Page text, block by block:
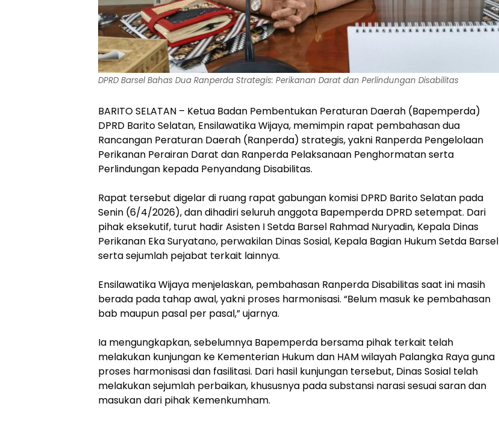
DPRD Barsel Bahas Dua Ranperda Strategis: Perikanan Darat dan Perlindungan Disabilitas
BARITO SELATAN – Ketua Badan Pembentukan Peraturan Daerah (Bapemperda)
DPRD Barito Selatan, Ensilawatika Wijaya, memimpin rapat pembahasan dua
Rancangan Peraturan Daerah (Ranperda) strategis, yakni Ranperda Pengelolaan
Perikanan Perairan Darat dan Ranperda Pelaksanaan Penghormatan serta
Perlindungan kepada Penyandang Disabilitas.
‎Rapat tersebut digelar di ruang rapat gabungan komisi DPRD Barito Selatan pada
Senin (6/4/2026), dan dihadiri seluruh anggota Bapemperda DPRD setempat. Dari
pihak eksekutif, turut hadir Asisten I Setda Barsel Rahmad Nuryadin, Kepala Dinas
Perikanan Eka Suryatano, perwakilan Dinas Sosial, Kepala Bagian Hukum Setda Barsel
serta sejumlah pejabat terkait lainnya.
‎Ensilawatika Wijaya menjelaskan, pembahasan Ranperda Disabilitas saat ini masih
berada pada tahap awal, yakni proses harmonisasi. “Belum masuk ke pembahasan
bab maupun pasal per pasal,” ujarnya.
‎Ia mengungkapkan, sebelumnya Bapemperda bersama pihak terkait telah
melakukan kunjungan ke Kementerian Hukum dan HAM wilayah Palangka Raya guna
proses harmonisasi dan fasilitasi. Dari hasil kunjungan tersebut, Dinas Sosial telah
melakukan sejumlah perbaikan, khususnya pada substansi narasi sesuai saran dan
masukan dari pihak Kemenkumham.